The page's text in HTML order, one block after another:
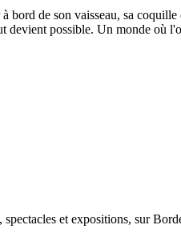
de son vaisseau, sa
possible. Un monde où
et expositions, sur